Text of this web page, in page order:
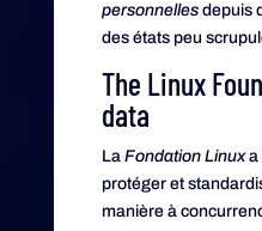
personnellesdepuis
des états peu
The Linux
data
La Fondation Linuxa
protéger et
manière à